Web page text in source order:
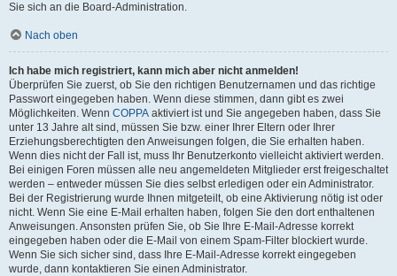
Sie sich an die Board-Administration.
Nach oben
Ich habe mich registriert, kann mich aber nicht anmelden!
Überprüfen Sie zuerst, ob Sie den richtigen Benutzernamen und das richtige
Passwort eingegeben haben. Wenn diese stimmen, dann gibt es zwei
Möglichkeiten. Wenn COPPA aktiviert ist und Sie angegeben haben, dass Sie
unter 13 Jahre alt sind, müssen Sie bzw. einer Ihrer Eltern oder Ihrer
Erziehungsberechtigten den Anweisungen folgen, die Sie erhalten haben.
Wenn dies nicht der Fall ist, muss Ihr Benutzerkonto vielleicht aktiviert werden.
Bei einigen Foren müssen alle neu angemeldeten Mitglieder erst freigeschaltet
werden – entweder müssen Sie dies selbst erledigen oder ein Administrator.
Bei der Registrierung wurde Ihnen mitgeteilt, ob eine Aktivierung nötig ist oder
nicht. Wenn Sie eine E-Mail erhalten haben, folgen Sie den dort enthaltenen
Anweisungen. Ansonsten prüfen Sie, ob Sie Ihre E-Mail-Adresse korrekt
eingegeben haben oder die E-Mail von einem Spam-Filter blockiert wurde.
Wenn Sie sich sicher sind, dass Ihre E-Mail-Adresse korrekt eingegeben
wurde, dann kontaktieren Sie einen Administrator.